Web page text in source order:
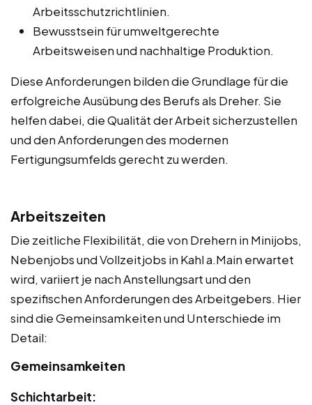
Arbeitsschutzrichtlinien.
Bewusstsein für umweltgerechte
Arbeitsweisen und nachhaltige Produktion.
Diese Anforderungen bilden die Grundlage für die
erfolgreiche Ausübung des Berufs als Dreher. Sie
helfen dabei, die Qualität der Arbeit sicherzustellen
und den Anforderungen des modernen
Fertigungsumfelds gerecht zu werden.
Arbeitszeiten
Die zeitliche Flexibilität, die von Drehern in Minijobs,
Nebenjobs und Vollzeitjobs in Kahl a.Main erwartet
wird, variiert je nach Anstellungsart und den
spezifischen Anforderungen des Arbeitgebers. Hier
sind die Gemeinsamkeiten und Unterschiede im
Detail:
Gemeinsamkeiten
Schichtarbeit: